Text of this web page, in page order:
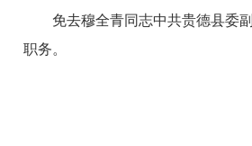
免去穆全青同志中共贵德县委
职务。